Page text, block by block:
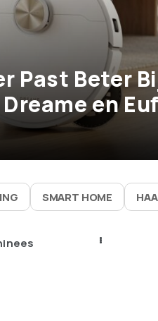
Past Beter
en
SMART HOME